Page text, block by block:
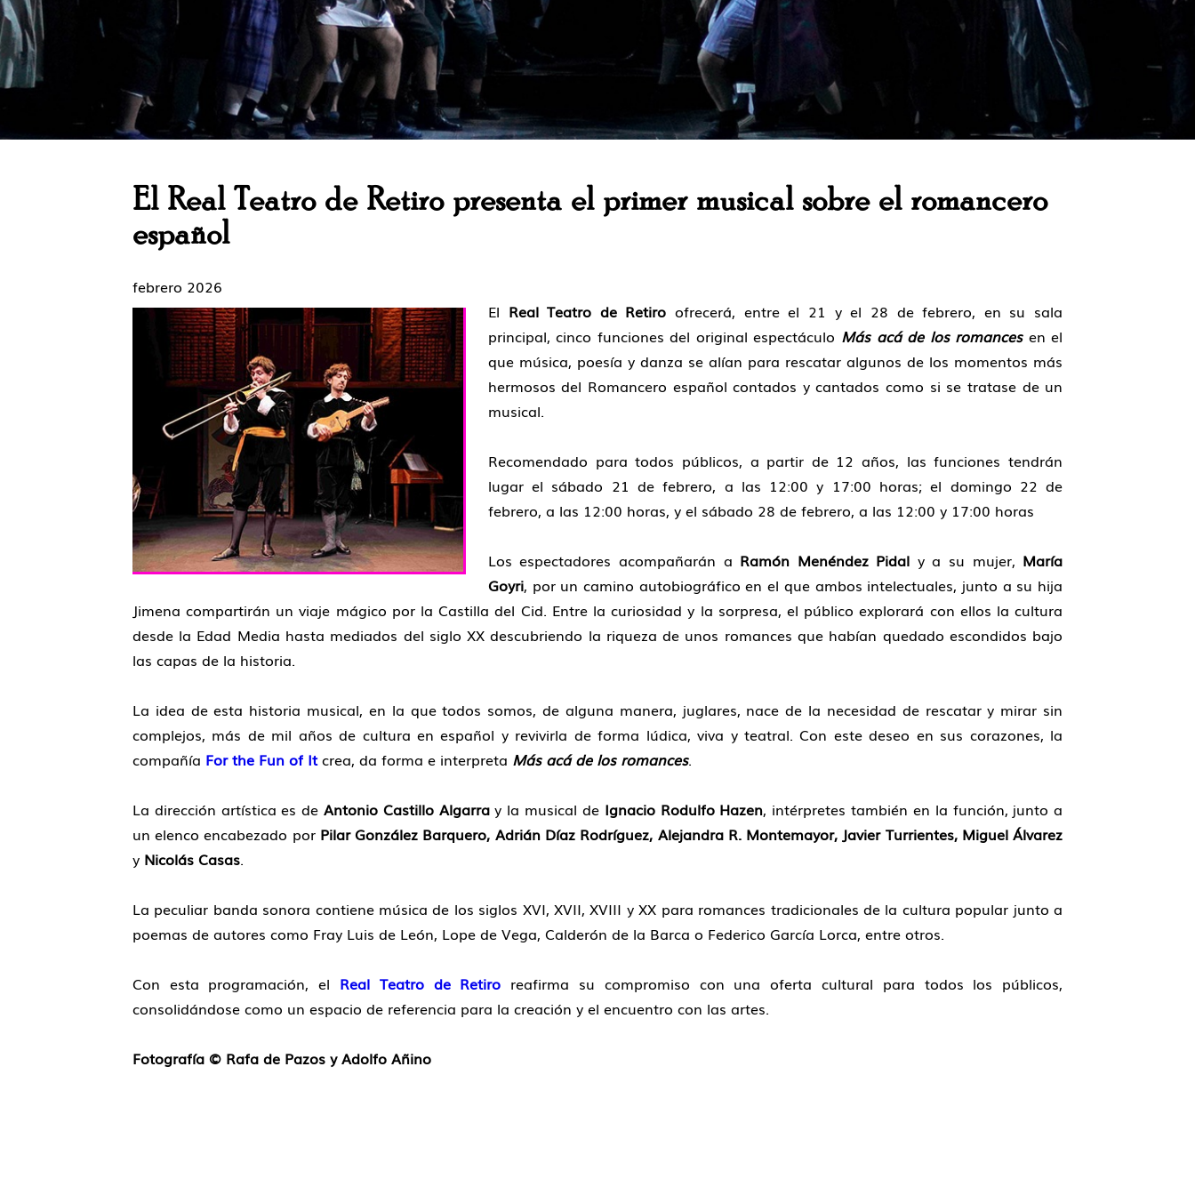
El Real Teatro de Retiro presenta el primer musical sobre el romancero
español
febrero 2026
El Real Teatro de Retiroofrecerá, entre el 21 y el 28 de febrero, en su sala
principal, cinco funciones del original espectáculo Más acá de los romancesen el
que música, poesía y danza se alían para rescatar algunos de los momentos más
hermosos del Romancero español contados y cantados como si se tratase de un
musical.
Recomendado para todos públicos, a partir de 12 años, las funciones tendrán
lugar el sábado 21 de febrero, a las 12:00 y 17:00 horas; el domingo 22 de
febrero, a las 12:00 horas, y el sábado 28 de febrero, a las 12:00 y 17:00 horas
Los espectadores acompañarán a Ramón Menéndez Pidal y a su mujer, María
Goyri, por un camino autobiográfico en el que ambos intelectuales, junto a su hija
Jimena compartirán un viaje mágico por la Castilla del Cid. Entre la curiosidad y la sorpresa, el público explorará con ellos la cultura
desde la Edad Media hasta mediados del siglo XX descubriendo la riqueza de unos romances que habían quedado escondidos bajo
las capas de la historia.
La idea de esta historia musical, en la que todos somos, de alguna manera, juglares, nace de la necesidad de rescatar y mirar sin
complejos, más de mil años de cultura en español y revivirla de forma lúdica, viva y teatral. Con este deseo en sus corazones, la
compañía For the Fun of Itcrea, da forma e interpreta Más acá de los romances.
La dirección artística es de Antonio Castillo Algarray la musical de Ignacio Rodulfo Hazen, intérpretes también en la función, junto a
un elenco encabezado por Pilar González Barquero, Adrián Díaz Rodríguez, Alejandra R. Montemayor, Javier Turrientes, Miguel Álvarez
yNicolás Casas.
La peculiar banda sonora contiene música de los siglos XVI, XVII, XVIII y XX para romances tradicionales de la cultura popular junto a
poemas de autores como Fray Luis de León, Lope de Vega, Calderón de la Barca o Federico García Lorca, entre otros.
Con esta programación, el Real Teatro de Retiro reafirma su compromiso con una oferta cultural para todos los públicos,
consolidándose como un espacio de referencia para la creación y el encuentro con las artes.
Fotografía © Rafa de Pazos y Adolfo Añino